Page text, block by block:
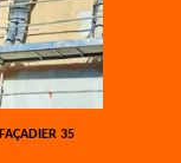
FAÇADIER 35